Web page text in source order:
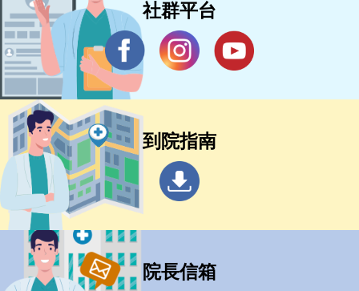
社群平台
到院指南
院長信箱